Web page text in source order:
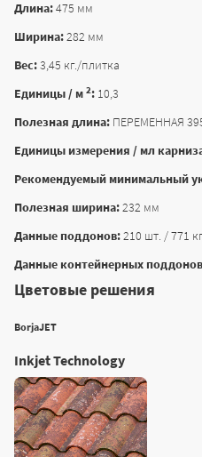
Длина:475 мм
Ширина:282 мм
Вес:3,45 кг./плитка
Единицы / м 2: 10,3
Полезная длина: ПЕРЕМЕННАЯ
Единицы измерения / мл
Рекомендуемый минимальный
Полезная ширина:232 мм
Данные поддонов:210 шт. / 771
Данные контейнерных
Цветовые решения
BorjaJET
Inkjet Technology